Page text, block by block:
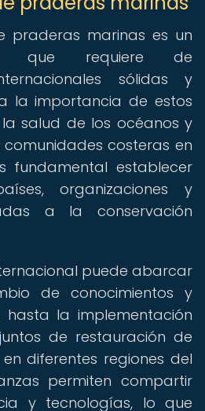
praderas marinas es un
que requiere de
sólidas y
la importancia de estos
salud de los océanos y
costeras en
fundamental establecer
organizaciones y
a la conservación
puede abarcar
de conocimientos y
hasta la implementación
de restauración de
diferentes regiones del
permiten compartir
y tecnologías, lo que